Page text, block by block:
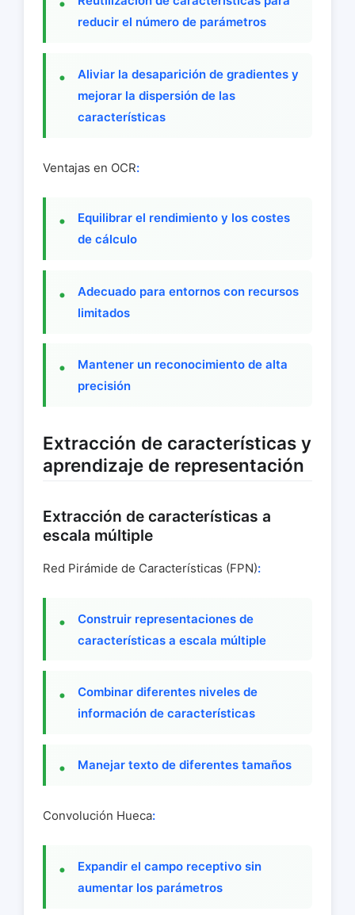
reducir el número de parámetros
Aliviar la desaparición de gradientes y
mejorar la dispersión de las
características
Ventajas en OCR:
Equilibrar el rendimiento y los costes
de cálculo
Adecuado para entornos con recursos
limitados
Mantener un reconocimiento de alta
precisión
Extracción de características y
aprendizaje de representación
Extracción de características a
escala múltiple
Red Pirámide de Características (FPN):
Construir representaciones de
características a escala múltiple
Combinar diferentes niveles de
información de características
Manejar texto de diferentes tamaños
Convolución Hueca:
Expandir el campo receptivo sin
aumentar los parámetros